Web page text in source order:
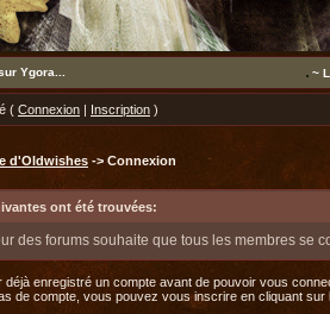
Ygora... ~
( Connexion | Inscription )
d'Oldwishes -> Connexion
ont été trouvées:
des forums souhaite que tous les membres se
déjà enregistré un compte avant de pouvoir vous
de compte, vous pouvez vous inscrire en cliquant sur